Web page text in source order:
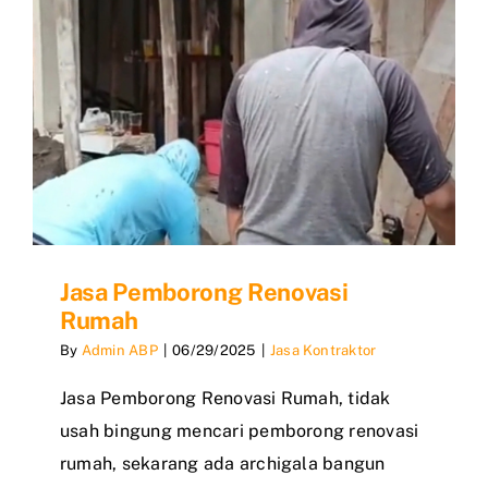
Jasa Pemborong Renovasi
Rumah
By Admin ABP 06/29/2025 Jasa Kontraktor
Jasa Pemborong Renovasi Rumah, tidak
usah bingung mencari pemborong renovasi
rumah, sekarang ada archigala bangun